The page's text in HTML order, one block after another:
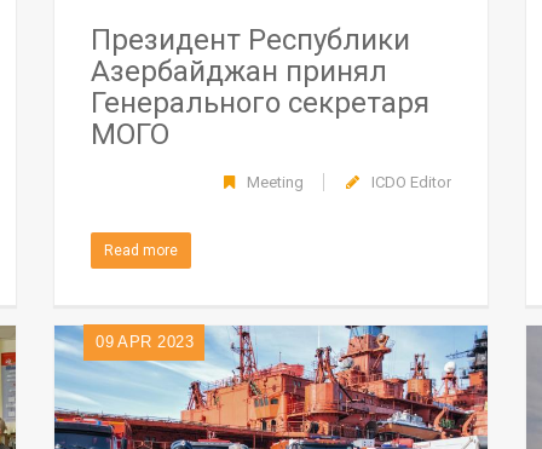
Президент Республики
Азербайджан принял
Генерального секретаря
МОГО
Meeting ICDO Editor
Read more
09 APR 2023